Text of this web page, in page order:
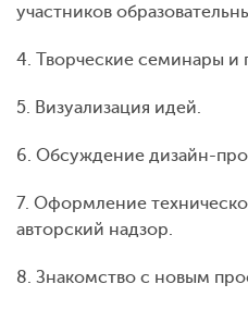
участников
4. Творческие семинары и
5. Визуализация идей.
6. Обсуждение дизайн-
7. Оформление
авторский надзор.
8. Знакомство с новым